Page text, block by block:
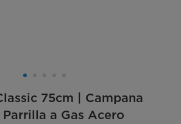
75cm | Campana
a Gas Acero